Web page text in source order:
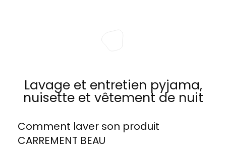
Lavage et entretien pyjama,
nuisette et vêtement de nuit
Comment laver son produit
CARREMENT BEAU